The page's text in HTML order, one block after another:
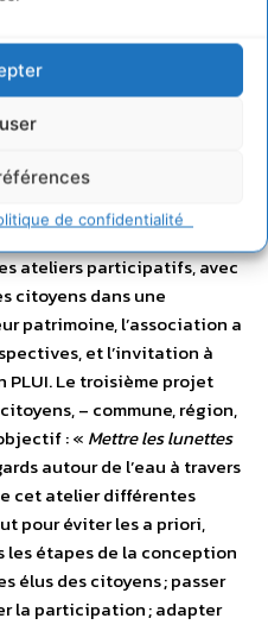
de confidentialité
de citoyens. Des
d’ajuster les mesures
protection et
l’éolienne a été modifié
citoyens ont pu être
est venue témoigner
d’un espace qui
des rencontres avec les
ateliers participatifs, avec
citoyens dans une
patrimoine, l’association a
et l’invitation à
PLUI. Le troisième projet
– commune, région,
: « Mettre les lunettes
autour de l’eau à travers
cet atelier différentes
pour éviter les a priori,
les étapes de la conception
élus des citoyens ; passer
la participation ; adapter